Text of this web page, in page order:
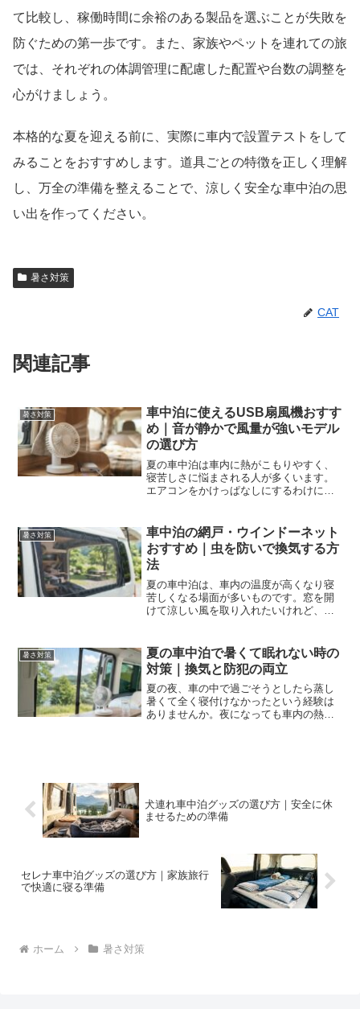
て比較し、稼働時間に余裕のある製品を選ぶことが失敗を
防ぐための第一歩です。また、家族やペットを連れての旅
では、それぞれの体調管理に配慮した配置や台数の調整を
心がけましょう。
本格的な夏を迎える前に、実際に車内で設置テストをして
みることをおすすめします。道具ごとの特徴を正しく理解
し、万全の準備を整えることで、涼しく安全な車中泊の思
い出を作ってください。
暑さ対策
CAT
関連記事
暑さ対策
車中泊に使えるUSB扇風機おすす
め｜音が静かで風量が強いモデル
の選び方
夏の車中泊は車内に熱がこもりやすく、
寝苦しさに悩まされる人が多くいます。
エアコンをかけっぱなしにするわけにも
げて心地よい睡眠を手に入れるために
は、選び方のルールを知るこ...
暑さ対策
車中泊の網戸・ウインドーネット
おすすめ｜虫を防いで換気する方
法
夏の車中泊は、車内の温度が高くなり寝
苦しくなる場面が多いものです。窓を開
けて涼しい風を取り入れたいけれど、虫
は、虫を防ぎながら効率よく空気を通す
工夫が欠かせません。窓に...
暑さ対策
夏の車中泊で暑くて眠れない時の
対策｜換気と防犯の両立
夏の夜、車の中で過ごそうとしたら蒸し
暑くて全く寝付けなかったという経験は
ありませんか。夜になっても車内の熱は
犬連れ車中泊グッズの選び方｜安全に休
ませるための準備
セレナ車中泊グッズの選び方｜家族旅行
で快適に寝る準備
ホーム 暑さ対策